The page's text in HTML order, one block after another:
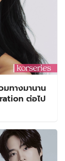
มทางมานาน
ต่อไป